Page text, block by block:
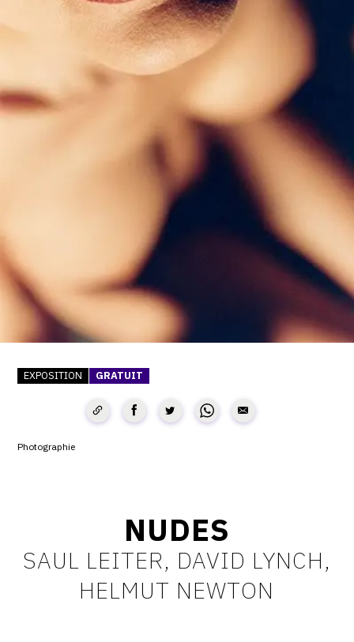
SERVICES
CRÉER SON CATALOGUE RAISONNÉ
ABONNEMENTS DÉDIÉS AUX GALERISTES
CRÉER SON SITE ARTISTE
CRÉER SON CATALOGUE D'EXPO
PUBLIER SES EXPOSITIONS
DEVENIR CONTRIBUTEUR
À PROPOS
L'ÉQUIPE OAM
À PROPOS D'OAM
CGU
INSTAGRAM
FACEBOOK
EXPOSITION GRATUIT
Photographie
NUDES
SAUL LEITER, DAVID LYNCH,
HELMUT NEWTON